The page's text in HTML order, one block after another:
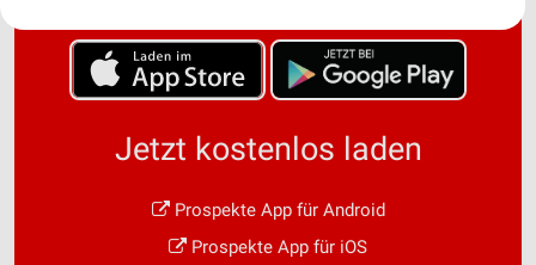
Jetzt kostenlos laden
Prospekte App für Android
Prospekte App für iOS
Website/App.
Partnerliste anzeigen (1 IAB-Anbieter)
Wir nutzen Ihre Daten für folgende Zwecke:
Speichern von oder Zugriff auf Informationen